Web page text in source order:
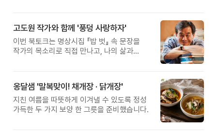
고도원 작가와 함께 '풍덩 사랑하자'
이번 북토크는 명상시집 『밥 벗』 속 문장을
작가의 목소리로 직접 만나고, 나의 삶과
옹달샘 '말복맞이! 채개장 · 닭개장'
지친 여름을 따뜻하게 이겨낼 수 있도록 정성
가득한 두 가지 보양 한 그릇을 준비했습니다.